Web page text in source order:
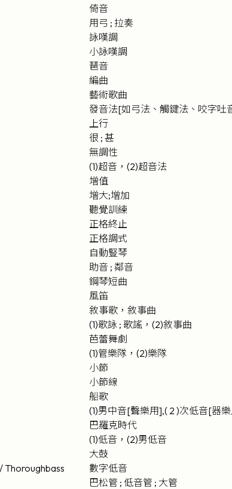
倚音
用弓 ; 拉奏
詠嘆調
小詠嘆調
琶音
編曲
藝術歌曲
發音法[如弓法、觸鍵法、咬字吐
上行
很 ; 甚
無調性
(1)超音，(2)超音法
增值
增大;增加
聽覺訓練
正格終止
正格調式
自動豎琴
助音 ; 鄰音
鋼琴短曲
風笛
敘事歌，敘事曲
(1)歌詠 ; 歌謠，(2)敘事曲
芭蕾舞劇
(1)管樂隊，(2)樂隊
小節
小節線
船歌
(1)男中音[聲樂用],( 2 )次低音[器
巴羅克時代
(1)低音，(2)男低音
大鼓
Thoroughbass
數字低音
巴松管 ; 低音管 ; 大管